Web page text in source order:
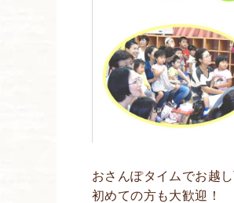
おさんぽタイムでお越
初めての方も大歓迎！